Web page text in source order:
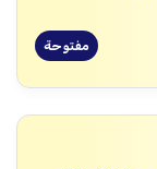
مفتوحة